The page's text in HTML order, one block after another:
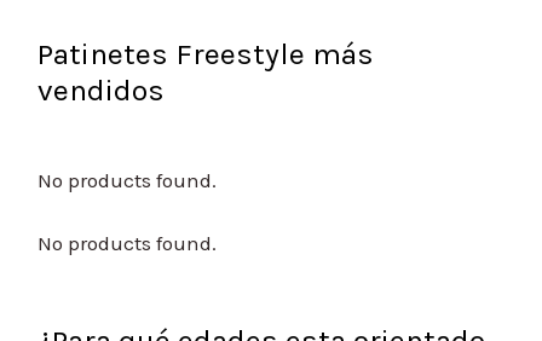
Patinetes Freestyle más
vendidos
No products found.
No products found.